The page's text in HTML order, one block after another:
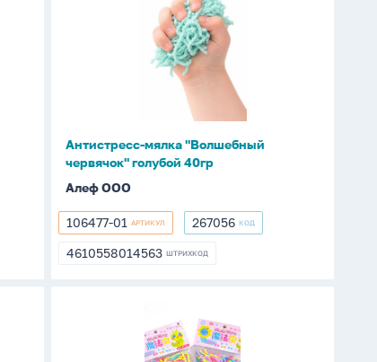
"Волшебный
Антистресс-мялка "Волшебный
червячок" голубой 40гр
Алеф ООО
106477-
01
106477-01 АРТИКУЛ 267056
267056 КОД
4610558014563
4610558014563 ШТРИХКОД
"Волшебный